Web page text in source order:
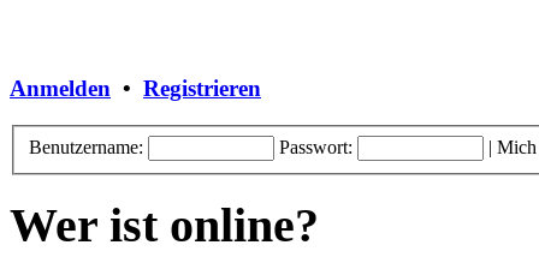
Anmelden • Registrieren
Benutzername: Passwort: | Mich
Wer ist online?